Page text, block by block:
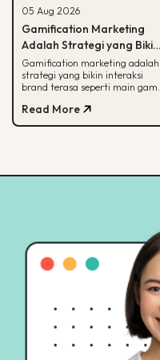
05 Aug 2026
Gamification Marketing
Adalah Strategi yang Bikin
Konsumen Betah, Ini Cara
Kerjanya
Gamification marketing adalah
strategi yang bikin interaksi
brand terasa seperti main game.
cara mulainya di sini.
Read More